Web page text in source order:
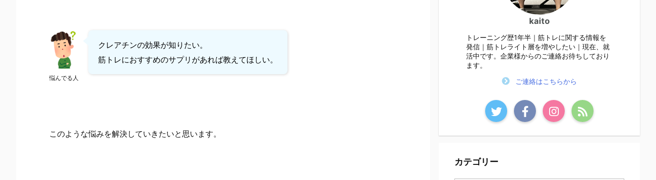
悩んでる人
クレアチンの効果が知りたい。
筋トレにおすすめのサプリがあれば教えてほしい。
このような悩みを解決していきたいと思います。
kaito
トレーニング歴1年半｜筋トレに関する情報を
発信｜筋トレライト層を増やしたい｜現在、就
活中です。企業様からのご連絡お待ちしており
ます。
ご連絡はこちらから
カテゴリー